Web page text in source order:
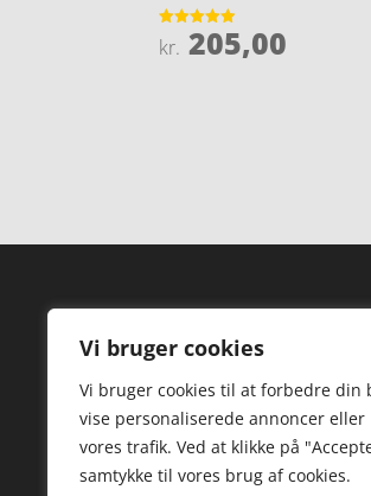
Vi bruger cookies
Vi bruger cookies til at forbedre din
vise personaliserede annoncer
vores trafik. Ved at klikke på
samtykke til vores brug af cookies.
Vurderet
4.9
kr. 205,00
Forside
Kontakt